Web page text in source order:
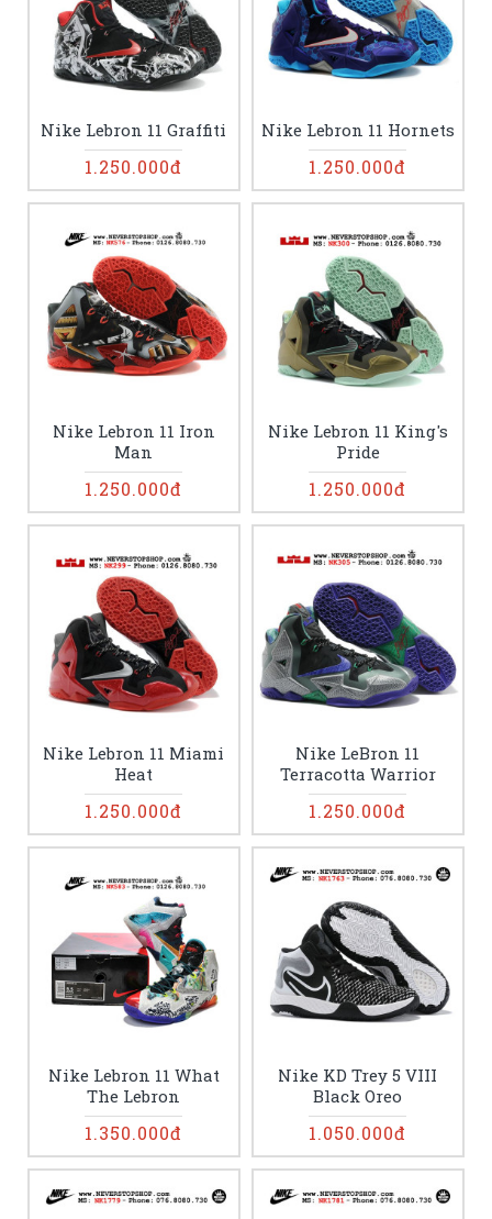
Nike Lebron 11 Graffiti
1.250.000đ
Nike Lebron 11 Hornets
1.250.000đ
Nike Lebron 11 Iron
Man
1.250.000đ
Nike Lebron 11 King's
Pride
1.250.000đ
Nike Lebron 11 Miami
Heat
1.250.000đ
Nike LeBron 11
Terracotta Warrior
1.250.000đ
Nike Lebron 11 What
The Lebron
1.350.000đ
Nike KD Trey 5 VIII
Black Oreo
1.050.000đ